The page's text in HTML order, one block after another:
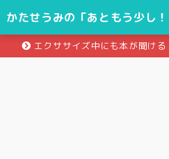
かたせうみの「あともう少し！
エクササイズ中にも本が聞け